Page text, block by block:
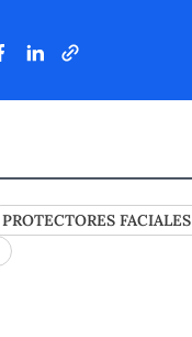
PROTECTORES FACIALES